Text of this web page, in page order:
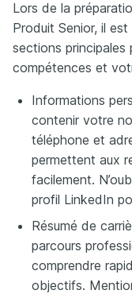
Lors de la
Produit Senior, il est
sections principales
compétences et
Informations
contenir votre
téléphone et
permettent aux
facilement.
profil LinkedIn
Résumé de
parcours
comprendre
objectifs.